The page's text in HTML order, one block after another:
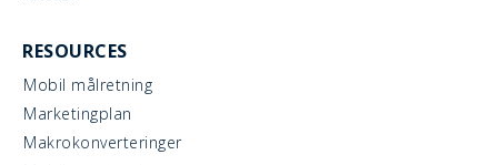
RESOURCES
Mobil målretning
Marketingplan
Makrokonverteringer